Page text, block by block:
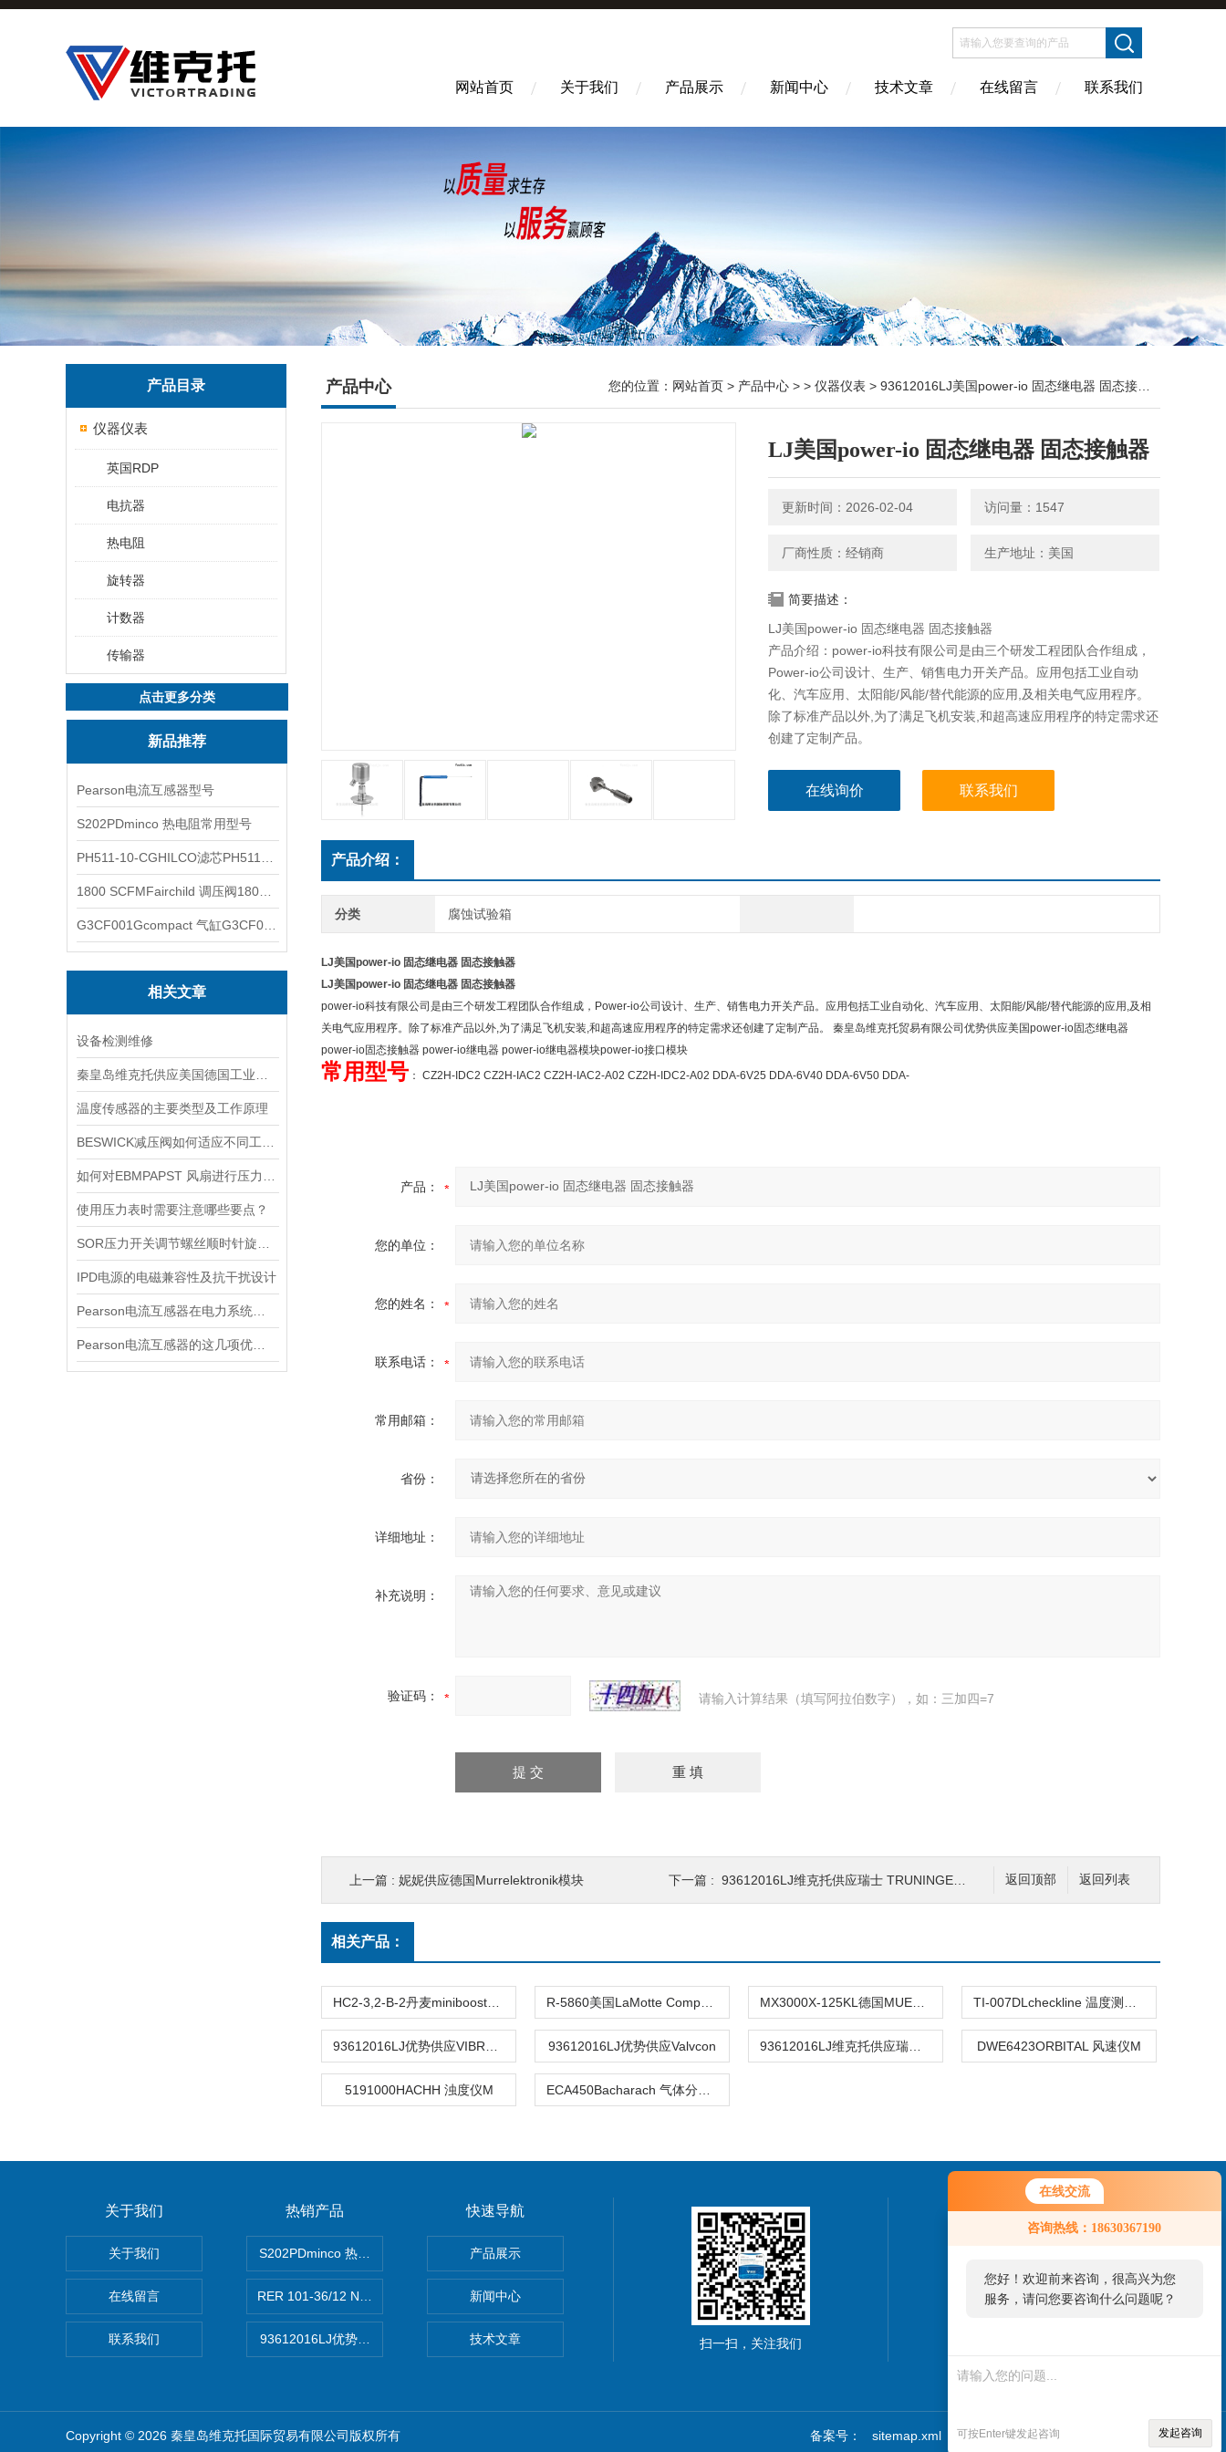
在线交流
咨询热线：18630367190
您好！欢迎前来咨询，很高兴为您
服务，请问您要咨询什么问题呢？
可按Enter键发起咨询 发起咨询
网站首页 关于我们 产品展示 新闻中心 技术文章 在线留言 联系我们
产品目录
仪器仪表
英国RDP
电抗器
热电阻
旋转器
计数器
传输器
点击更多分类
新品推荐
Pearson电流互感器型号
S202PDminco 热电阻常用型号
相关文章
设备检测维修
温度传感器的主要类型及工作原理
使用压力表时需要注意哪些要点？
IPD电源的电磁兼容性及抗干扰设计
产品中心 您的位置： 网站首页 > 产品中心 > > 仪器仪表 > 93612016LJ美国power-io 固态继电器 固态接触器
LJ美国power-io 固态继电器 固态接触器
更新时间：2026-02-04 访问量：1547
厂商性质：经销商 生产地址：美国
简要描述：
LJ美国power-io 固态继电器 固态接触器
产品介绍：power-io科技有限公司是由三个研发工程团队合作组成，
Power-io公司设计、生产、销售电力开关产品。应用包括工业自动
化、汽车应用、太阳能/风能/替代能源的应用,及相关电气应用程序。
除了标准产品以外,为了满足飞机安装,和超高速应用程序的特定需求还
创建了定制产品。
在线询价 联系我们
产品介绍：
分类 腐蚀试验箱
LJ美国power-io 固态继电器 固态接触器
LJ美国power-io 固态继电器 固态接触器
power-io科技有限公司是由三个研发工程团队合作组成，Power-io公司设计、生产、销售电力开关产品。应用包括工业自动化、汽车应用、太阳能/风能/替代能源的应用,及相
关电气应用程序。除了标准产品以外,为了满足飞机安装,和超高速应用程序的特定需求还创建了定制产品。 秦皇岛维克托贸易有限公司优势供应美国power-io固态继电器
power-io固态接触器 power-io继电器 power-io继电器模块power-io接口模块
常用型号 ： CZ2H-IDC2 CZ2H-IAC2 CZ2H-IAC2-A02 CZ2H-IDC2-A02 DDA-6V25 DDA-6V40 DDA-6V50 DDA-
产品：
您的单位：
您的姓名：
联系电话：
常用邮箱：
省份：
详细地址：
补充说明：
验证码： 请输入计算结果（填写阿拉伯数字），如：三加四=7
返回列表
返回顶部
上一篇 : 妮妮供应德国Murrelektronik模块 下一篇 : 93612016LJ维克托供应瑞士 TRUNINGER液压阀
相关产品：
93612016LJ优势供应Valvcon DWE6423ORBITAL 风速仪M
5191000HACHH 浊度仪M
关于我们
关于我们
在线留言
联系我们
热销产品
S202PDminco 热电阻
RER 101-36/12 NHH离心EBMPAPST 风扇
93612016LJ优势供应美国BEI编码器
快速导航
产品展示
新闻中心
技术文章 扫一扫，关注我们
联系我们
0335-7838737
Copyright © 2026 秦皇岛维克托国际贸易有限公司版权所有 备案号： sitemap.xml 技术支持：食品机械设备网 管理登陆